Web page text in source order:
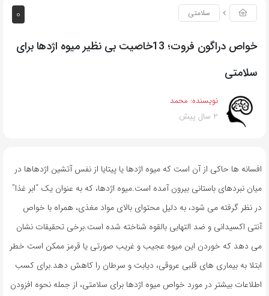
0 سلامتی
خواص دراگون فروت؛ 13خاصیت بی نظیر میوه اژدها برای
سلامتی
نویسنده: محمد
2 سال پیش
افسانه ها حاکی از آن است که میوه اژدها یا پیتایا از نفس آتشین اژدهاها در
میان نبردهای باستانی بیرون آمده است.میوه اژدها، که به عنوان یک “ابر غذا”
در نظر گرفته می شود، به دلیل محتوای بالای مواد مغذی، همراه با خواص
آنتی اکسیدانی و ضد التهابی بالقوه شناخته شده است.برخی تحقیقات نشان
می دهد که خوردن این میوه عجیب و غریب صورتی یا قرمز ممکن است خطر
ابتلا به بیماری های قلبی عروقی، دیابت و سرطان را کاهش دهد.برای کسب
اطلاعات بیشتر در مورد خواص میوه اژدها برای سلامتی، از جمله نحوه افزودن